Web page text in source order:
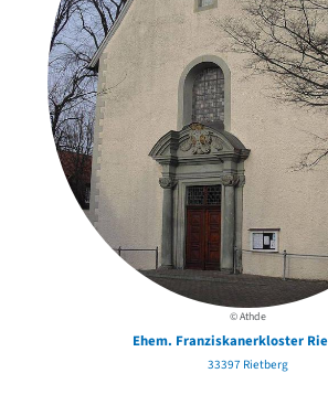
© Athde
Ehem. Franziskanerkloster
33397 Rietberg